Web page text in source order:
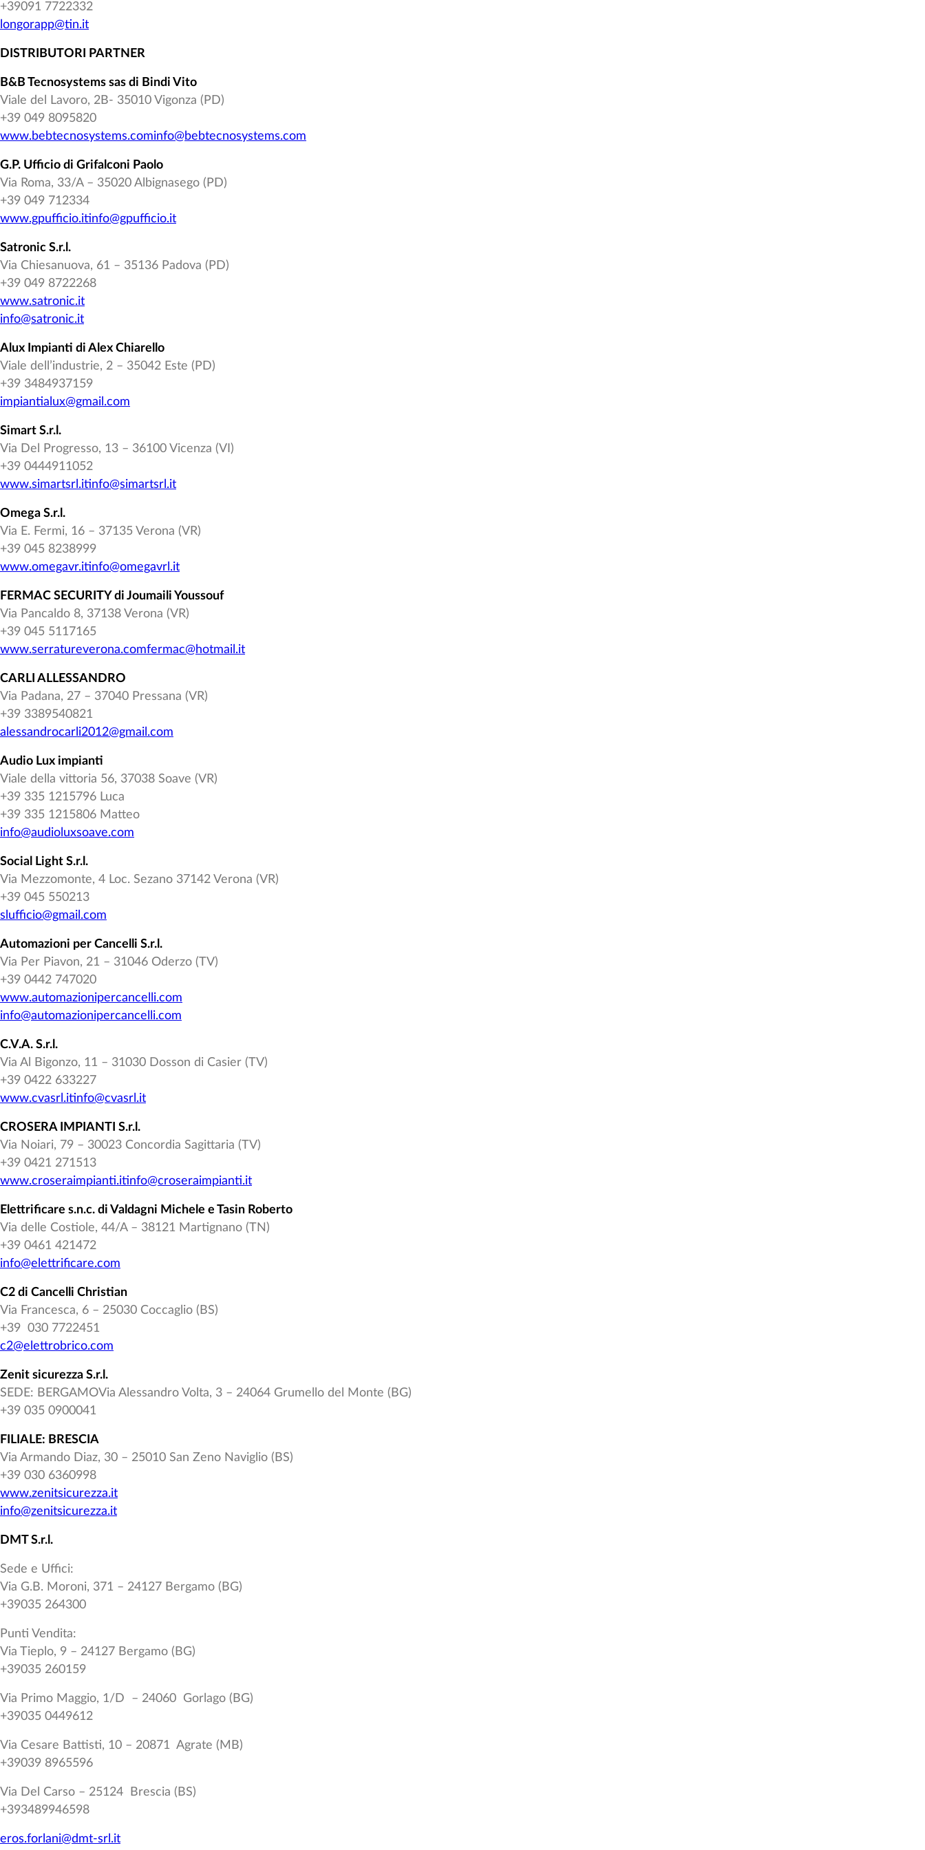
+39091 7722332
longorapp@tin.it
DISTRIBUTORI PARTNER
B&B Tecnosystems sas di Bindi Vito
Viale del Lavoro, 2B- 35010 Vigonza (PD)
+39 049 8095820
www.bebtecnosystems.cominfo@bebtecnosystems.com
G.P. Ufficio di Grifalconi Paolo
Via Roma, 33/A – 35020 Albignasego (PD)
+39 049 712334
www.gpufficio.itinfo@gpufficio.it
Satronic S.r.l.
Via Chiesanuova, 61 – 35136 Padova (PD)
+39 049 8722268
www.satronic.it
info@satronic.it
Alux Impianti di Alex Chiarello
Viale dell’industrie, 2 – 35042 Este (PD)
+39 3484937159
impiantialux@gmail.com
Simart S.r.l.
Via Del Progresso, 13 – 36100 Vicenza (VI)
+39 0444911052
www.simartsrl.itinfo@simartsrl.it
Omega S.r.l.
Via E. Fermi, 16 – 37135 Verona (VR)
+39 045 8238999
www.omegavr.itinfo@omegavrl.it
FERMAC SECURITY di Joumaili Youssouf
Via Pancaldo 8, 37138 Verona (VR)
+39 045 5117165
www.serratureverona.comfermac@hotmail.it
CARLI ALLESSANDRO
Via Padana, 27 – 37040 Pressana (VR)
+39 3389540821
alessandrocarli2012@gmail.com
Audio Lux impianti
Viale della vittoria 56, 37038 Soave (VR)
+39 335 1215796 Luca
+39 335 1215806 Matteo
info@audioluxsoave.com
Social Light S.r.l.
Via Mezzomonte, 4 Loc. Sezano 37142 Verona (VR)
+39 045 550213
slufficio@gmail.com
Automazioni per Cancelli S.r.l.
Via Per Piavon, 21 – 31046 Oderzo (TV)
+39 0442 747020
www.automazionipercancelli.com
info@automazionipercancelli.com
C.V.A. S.r.l.
Via Al Bigonzo, 11 – 31030 Dosson di Casier (TV)
+39 0422 633227
www.cvasrl.itinfo@cvasrl.it
CROSERA IMPIANTI S.r.l.
Via Noiari, 79 – 30023 Concordia Sagittaria (TV)
+39 0421 271513
www.croseraimpianti.itinfo@croseraimpianti.it
Elettrificare s.n.c. di Valdagni Michele e Tasin Roberto
Via delle Costiole, 44/A – 38121 Martignano (TN)
+39 0461 421472
info@elettrificare.com
C2 di Cancelli Christian
Via Francesca, 6 – 25030 Coccaglio (BS)
+39 030 7722451
c2@elettrobrico.com
Zenit sicurezza S.r.l.
SEDE: BERGAMOVia Alessandro Volta, 3 – 24064 Grumello del Monte (BG)
+39 035 0900041
FILIALE: BRESCIA
Via Armando Diaz, 30 – 25010 San Zeno Naviglio (BS)
+39 030 6360998
www.zenitsicurezza.it
info@zenitsicurezza.it
DMT S.r.l.
Sede e Uffici:
Via G.B. Moroni, 371 – 24127 Bergamo (BG)
+39035 264300
Punti Vendita:
Via Tieplo, 9 – 24127 Bergamo (BG)
+39035 260159
Via Primo Maggio, 1/D – 24060 Gorlago (BG)
+39035 0449612
Via Cesare Battisti, 10 – 20871 Agrate (MB)
+39039 8965596
Via Del Carso – 25124 Brescia (BS)
+393489946598
eros.forlani@dmt-srl.it